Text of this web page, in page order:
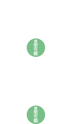
見
学
可
能
見
学
可
能